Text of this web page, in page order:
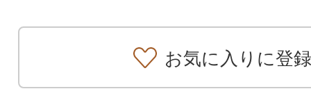
お気に入りに登録